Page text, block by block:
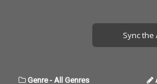
Sync the
Genre- All Genres